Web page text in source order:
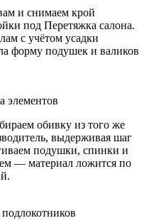
и снимаем крой
под Перетяжка салона.
с учётом усадки
форму подушек и валиков
элементов
обивку из того же
выдерживая шаг
подушки, спинки и
— материал ложится по